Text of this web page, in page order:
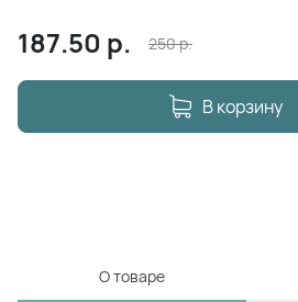
187.50 р. 250р.
В корзину
О товаре